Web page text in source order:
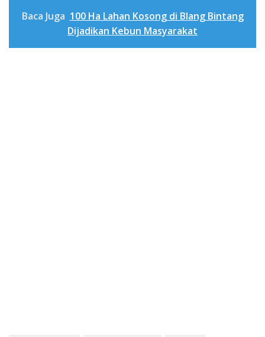
Baca Juga 100 Ha Lahan Kosong di Blang Bintang
Dijadikan Kebun Masyarakat